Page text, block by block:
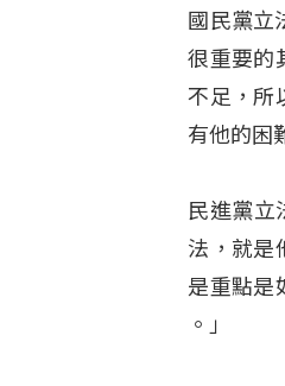
國民黨立
很重要的
不足，所
有他的困
民進黨
法，就是
是重點是
。」